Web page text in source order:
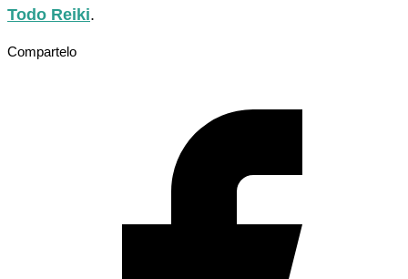
Todo Reiki.
Compartelo